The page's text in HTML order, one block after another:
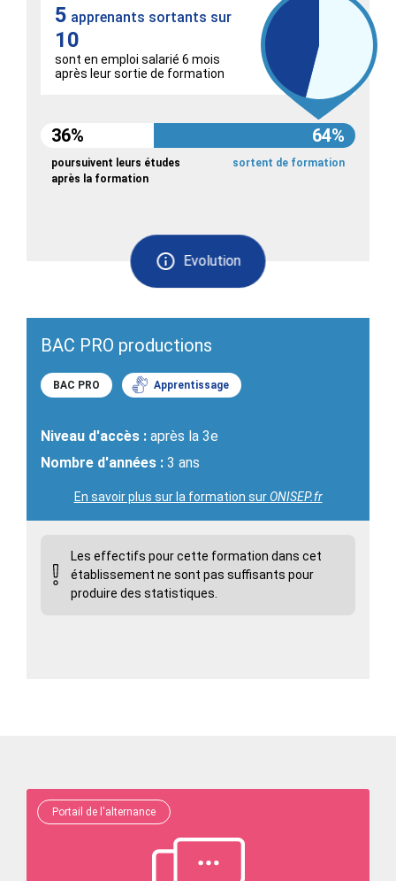
Evolution
5 apprenants sortants sur
10
sont en emploi salarié 6 mois
après leur sortie de formation
36% 64%
poursuivent leurs études
après la formation
sortent de formation
BAC PRO productions
BAC PRO Apprentissage
Niveau d'accès : après la 3e
Nombre d'années : 3 ans
En savoir plus sur la formation surONISEP.fr
Les effectifs pour cette formation dans cet
établissement ne sont pas suffisants pour
produire des statistiques.
Portail de l'alternance